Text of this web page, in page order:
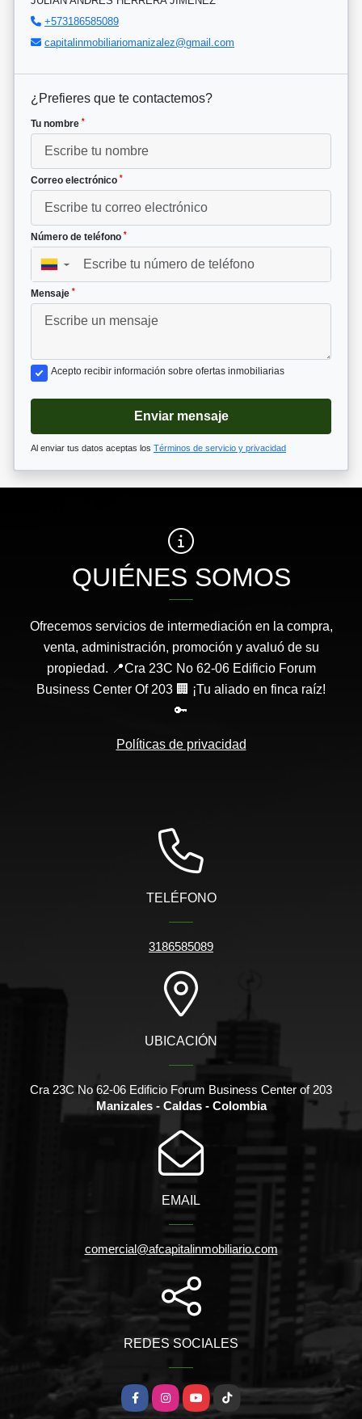
+573186585089
capitalinmobiliariomanizalez@gmail.com
¿Prefieres que te contactemos?
Tu nombre *
Correo electrónico *
Número de teléfono *
▼
Mensaje *
Acepto recibir información sobre ofertas inmobiliarias
Enviar mensaje
Al enviar tus datos aceptas los Términos de servicio y privacidad
QUIÉNES SOMOS
Ofrecemos servicios de intermediación en la compra,
venta, administración, promoción y avaluó de su
propiedad. 📍Cra 23C No 62-06 Edificio Forum
Business Center Of 203 🏢 ¡Tu aliado en finca raíz!
🔑
Políticas de privacidad
TELÉFONO
3186585089
UBICACIÓN
Cra 23C No 62-06 Edificio Forum Business Center of 203
Manizales - Caldas - Colombia
EMAIL
comercial@afcapitalinmobiliario.com
REDES SOCIALES
FacebookInstagramYouTubeTikTok